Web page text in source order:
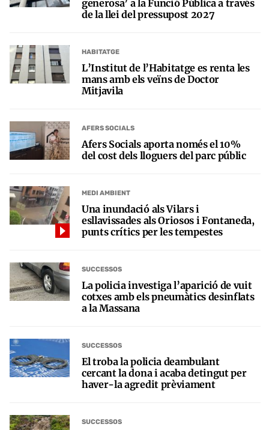
generosa’ a la Funció Pública a través
de la llei del pressupost 2027
HABITATGE
L’Institut de l’Habitatge es renta les
mans amb els veïns de Doctor
Mitjavila
AFERS SOCIALS
Afers Socials aporta només el 10%
del cost dels lloguers del parc públic
MEDI AMBIENT
Una inundació als Vilars i
esllavissades als Oriosos i Fontaneda,
punts crítics per les tempestes
SUCCESSOS
La policia investiga l’aparició de vuit
cotxes amb els pneumàtics desinflats
a la Massana
SUCCESSOS
El troba la policia deambulant
cercant la dona i acaba detingut per
haver-la agredit prèviament
SUCCESSOS